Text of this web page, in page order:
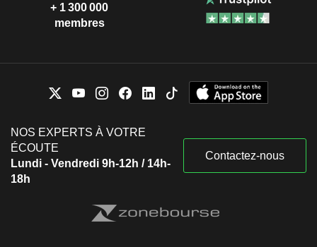
+ 1 300 000
membres
NOS EXPERTS À VOTRE
ÉCOUTE
Lundi - Vendredi 9h-12h / 14h-
18h
Contactez-nous